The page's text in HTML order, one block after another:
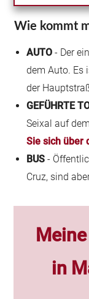
Wie kommt
AUTO - Der
dem Auto. Es
der
GEFÜHRTE
Seixal auf
Sie sich über
BUS -
Cruz, sind
in